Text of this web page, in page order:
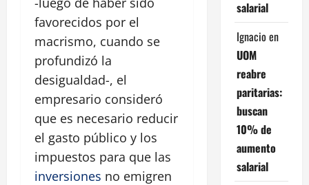
favorecidos por el
macrismo, cuando se
profundizó la
desigualdad-, el
empresario consideró
que es necesario reducir
el gasto público y los
impuestos para que las
inversiones no emigren
salarial
Ignacio en
UOM
reabre
paritarias:
buscan
10% de
aumento
salarial